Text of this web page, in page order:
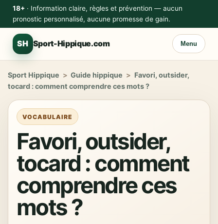
18+· Information claire, règles et prévention — aucun
pronostic personnalisé, aucune promesse de gain.
SH Sport-Hippique.com Menu
Sport Hippique > Guide hippique > Favori, outsider,
tocard : comment comprendre ces mots ?
VOCABULAIRE
Favori, outsider,
tocard : comment
comprendre ces
mots ?